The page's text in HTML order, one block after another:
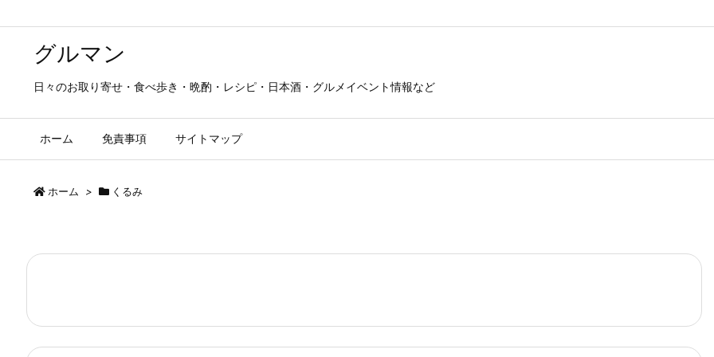
グルマン
日々のお取り寄せ・食べ歩き・晩酌・レシピ・日本酒・グルメイベント情報など
ホーム 免責事項 サイトマップ
ホーム > くるみ